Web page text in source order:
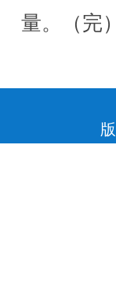
量。（完）